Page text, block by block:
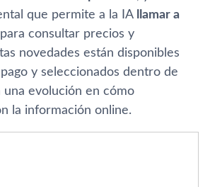
que permite a la IA
llamar a
para consultar precios y
novedades están disponibles
y seleccionados dentro de
una evolución en cómo
la información online.